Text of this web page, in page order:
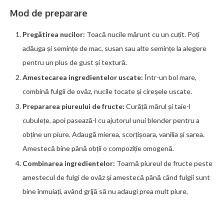
Mod de preparare
Pregătirea nucilor: Toacă nucile mărunt cu un cuțit. Poți
adăuga și semințe de mac, susan sau alte semințe la alegere
pentru un plus de gust și textură.
Amestecarea ingredientelor uscate: Într-un bol mare,
combină fulgii de ovăz, nucile tocate și cireșele uscate.
Prepararea piureului de fructe: Curăță mărul și taie-l
cubulețe, apoi pasează-l cu ajutorul unui blender pentru a
obține un piure. Adaugă mierea, scorțișoara, vanilia și sarea.
Amestecă bine până obții o compoziție omogenă.
Combinarea ingredientelor: Toarnă piureul de fructe peste
amestecul de fulgi de ovăz și amestecă până când fulgii sunt
bine înmuiați, având grijă să nu adaugi prea mult piure,